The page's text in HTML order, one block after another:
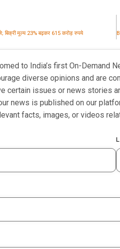
बिक्री मूल्य 23% बढ़कर 615 करोड़ रुपये
to India’s first On-Demand
diverse opinions and are
certain issues or news stories
news is published on our
facts, images, or videos